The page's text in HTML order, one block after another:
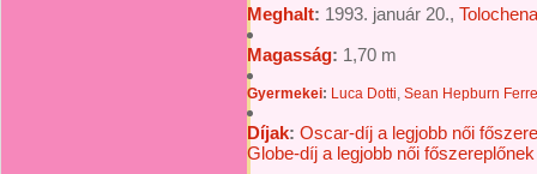
Meghalt: 1993. január 20.,
Magasság: 1,70 m
Gyermekei: Luca Dotti, Sean Hepburn
Díjak: Oscar-díj a legjobb női
Globe-díj a legjobb női